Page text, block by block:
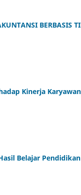
BERBASIS
Kinerja
Belajar